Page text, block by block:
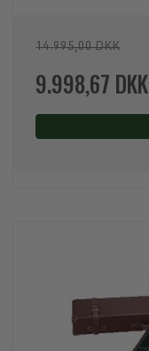
14.995,00 DKK
9.998,67 DKK